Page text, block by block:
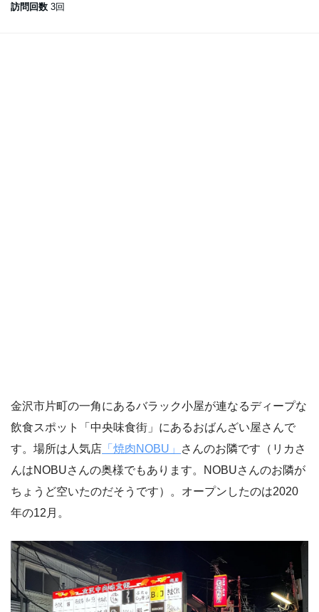
訪問回数 3回
金沢市片町の一角にあるバラック小屋が連なるディープな
飲食スポット「中央味食街」にあるおばんざい屋さんで
す。場所は人気店 「焼肉NOBU」
さんのお隣です（リカさ
んはNOBUさんの奥様でもあります。NOBUさんのお隣が
ちょうど空いたのだそうです）。オープンしたのは2020
年の12月。